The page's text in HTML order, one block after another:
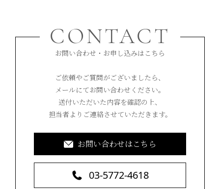
CONTACT
お問い合わせ・お申し込みはこちら
ご依頼やご質問がございましたら、
メールにてお問い合わせください。
送付いただいた内容を確認の上、
担当者よりご連絡させていただきます。
お問い合わせはこちら
03-5772-4618